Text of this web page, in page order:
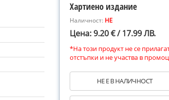
Хартиено издание
Наличност: НЕ
Цена: 9.20 € / 17.99 ЛВ.
*На този продукт не се
отстъпки и не участва в
НЕ Е В НАЛИЧНОСТ